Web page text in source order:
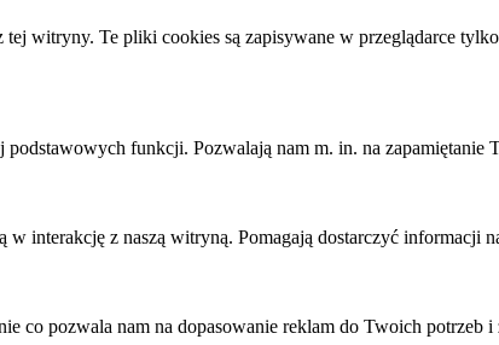
witryny. Te pliki cookies są zapisywane w przeglądarce
funkcji. Pozwalają nam m. in. na zapamiętanie
interakcję z naszą witryną. Pomagają dostarczyć informacji
pozwala nam na dopasowanie reklam do Twoich potrzeb i